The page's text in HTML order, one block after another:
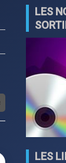
LES
LES